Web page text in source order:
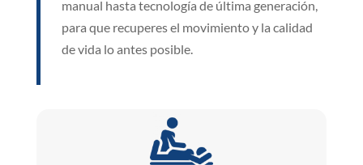
manual hasta tecnología de última generación,
para que recuperes el movimiento y la calidad
de vida lo antes posible.